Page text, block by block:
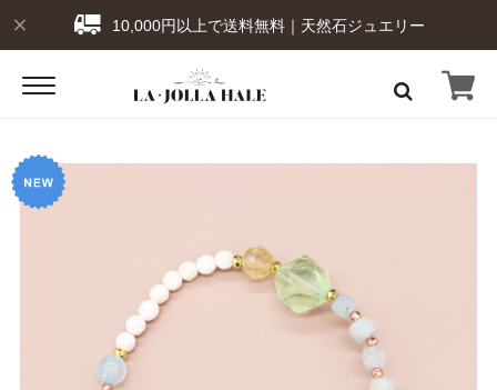
10,000円以上で送料無料｜天然石ジュエリー